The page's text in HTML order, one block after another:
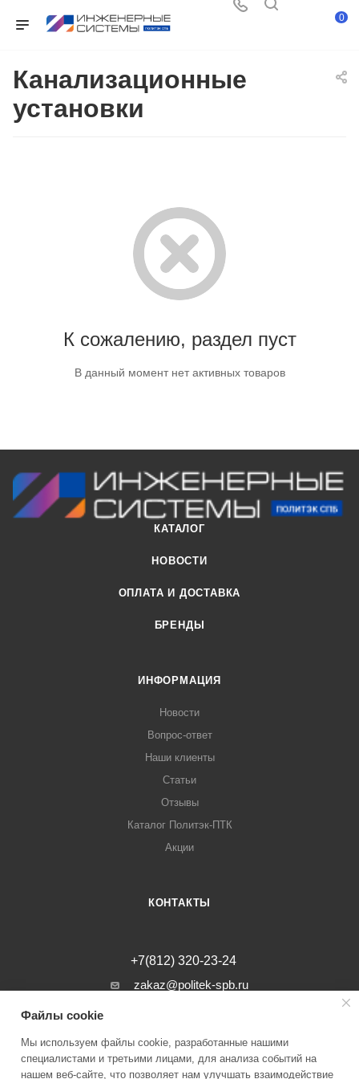
0
Канализационные
установки
К сожалению, раздел пуст
В данный момент нет активных товаров
КАТАЛОГ
НОВОСТИ
ОПЛАТА И ДОСТАВКА
БРЕНДЫ
ИНФОРМАЦИЯ
Новости
Вопрос-ответ
Наши клиенты
Статьи
Отзывы
Каталог Политэк-ПТК
Акции
КОНТАКТЫ
+7(812) 320-23-24
zakaz@politek-spb.ru
г. Санкт-Петербург, Минеральная ул, д.
Файлы cookie
Мы используем файлы cookie, разработанные нашими
специалистами и третьими лицами, для анализа событий на
нашем веб-сайте, что позволяет нам улучшать взаимодействие